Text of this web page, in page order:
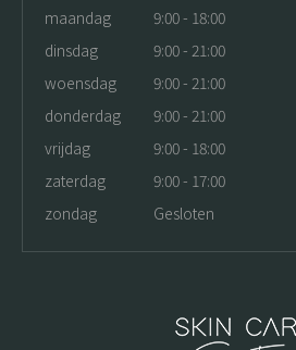
maandag
9:00 - 18:00
dinsdag
9:00 - 21:00
woensdag
9:00 - 21:00
donderdag
9:00 - 21:00
vrijdag
9:00 - 18:00
zaterdag
9:00 - 17:00
zondag
Gesloten